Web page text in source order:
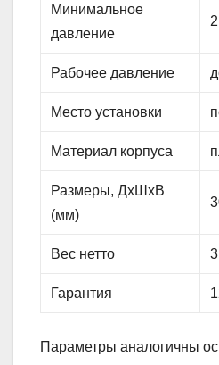
Минимальное
давление
Рабочее давление
Место установки
Материал корпуса
Размеры, ДхШхВ
(мм)
Вес нетто
Гарантия
Параметры аналогичны